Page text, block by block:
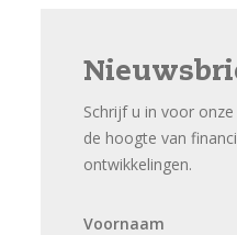
Schrijf u in voor
de hoogte van
ontwikkelingen.
Voornaam